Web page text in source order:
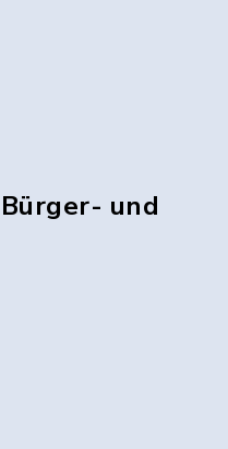
und